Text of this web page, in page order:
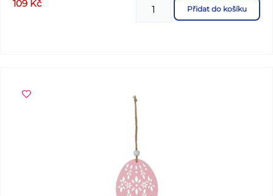
rovnou menší šok. V balení jsou hned dva kusy – stačí
109 Kč Přidat do košíku